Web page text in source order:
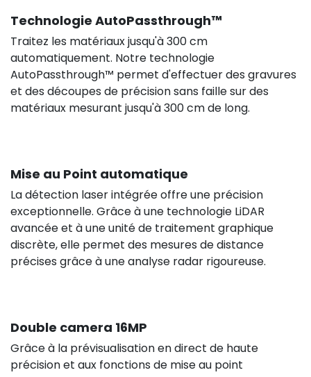
Technologie AutoPassthrough™
Traitez les matériaux jusqu'à 300 cm
automatiquement. Notre technologie
AutoPassthrough™ permet d'effectuer des gravures
et des découpes de précision sans faille sur des
matériaux mesurant jusqu'à 300 cm de long.
Mise au Point automatique
La détection laser intégrée offre une précision
exceptionnelle. Grâce à une technologie LiDAR
avancée et à une unité de traitement graphique
discrète, elle permet des mesures de distance
précises grâce à une analyse radar rigoureuse.
Double camera 16MP
Grâce à la prévisualisation en direct de haute
précision et aux fonctions de mise au point